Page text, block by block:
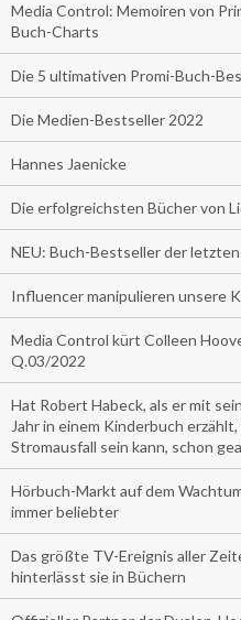
Media Control: Memoiren von
Buch-Charts
Die 5 ultimativen Promi-Buch-
Die Medien-Bestseller 2022
Hannes Jaenicke
Die erfolgreichsten Bücher von
NEU: Buch-Bestseller der
Influencer manipulieren unsere
Media Control kürt Colleen
Q.03/2022
Hat Robert Habeck, als er mit
Jahr in einem Kinderbuch
Stromausfall sein kann, schon
Hörbuch-Markt auf dem
immer beliebter
Das größte TV-Ereignis aller
hinterlässt sie in Büchern